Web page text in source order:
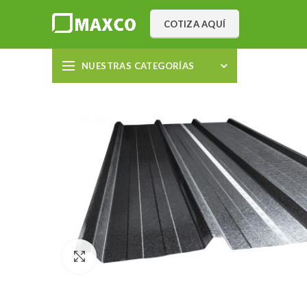
COTIZA AQUÍ
NUESTRAS CATEGORÍAS
Click to enlarge